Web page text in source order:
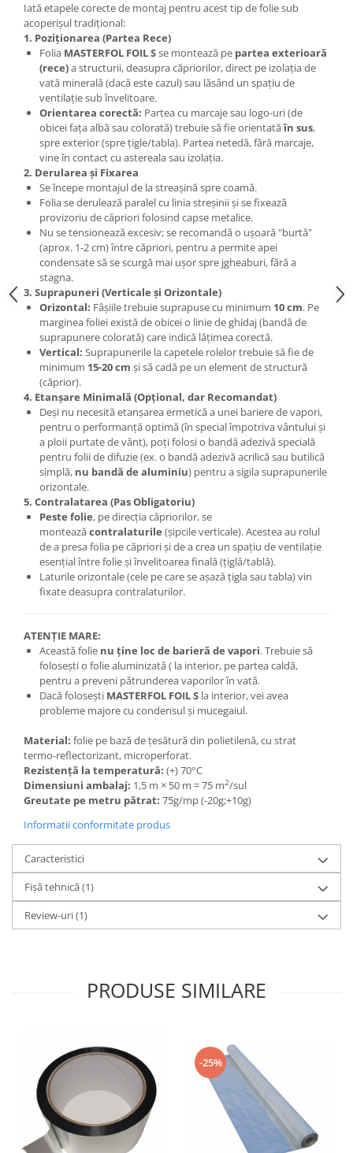
Iată etapele corecte de montaj pentru acest tip de folie sub
acoperișul tradițional:
1. Poziționarea (Partea Rece)
Folia MASTERFOL FOIL Sse montează pe partea exterioară
(rece)a structurii, deasupra căpriorilor, direct pe izolația de
vată minerală (dacă este cazul) sau lăsând un spațiu de
ventilație sub învelitoare.
Orientarea corectă: Partea cu marcaje sau logo-uri (de
obicei fața albă sau colorată) trebuie să fie orientatăîn sus,
spre exterior (spre țigle/tabla). Partea netedă, fără marcaje,
vine în contact cu astereala sau izolația.
2. Derularea și Fixarea
Se începe montajul de la streașină spre coamă.
Folia se derulează paralel cu linia streșinii și se fixează
provizoriu de căpriori folosind capse metalice.
Nu se tensionează excesiv; se recomandă o ușoară "burtă"
(aprox. 1-2 cm) între căpriori, pentru a permite apei
condensate să se scurgă mai ușor spre jgheaburi, fără a
stagna.
3. Suprapuneri (Verticale și Orizontale)
Orizontal: Fâșiile trebuie suprapuse cu minimum 10 cm. Pe
marginea foliei există de obicei o linie de ghidaj (bandă de
suprapunere colorată) care indică lățimea corectă.
Vertical: Suprapunerile la capetele rolelor trebuie să fie de
minimum 15-20 cm și să cadă pe un element de structură
(căprior).
4. Etanșare Minimală (Opțional, dar Recomandat)
Deși nu necesită etanșarea ermetică a unei bariere de vapori,
pentru o performanță optimă (în special împotriva vântului și
a ploii purtate de vânt), poți folosi o bandă adezivă specială
pentru folii de difuzie (ex. o bandă adezivă acrilică sau butilică
simplă, nu bandă de aluminiu) pentru a sigila suprapunerile
orizontale.
5. Contralatarea (Pas Obligatoriu)
Peste folie, pe direcția căpriorilor, se
monteazăcontralaturile (șipcile verticale). Acestea au rolul
de a presa folia pe căpriori și de a crea un spațiu de ventilație
esențial între folie și învelitoarea finală (țiglă/tablă).
Laturile orizontale (cele pe care se așază țigla sau tabla) vin
fixate deasupra contralaturilor.
ATENȚIE MARE:
Această folie nu ține loc de barieră de vapori. Trebuie să
folosești o folie aluminizată ( la interior, pe partea caldă,
pentru a preveni pătrunderea vaporilor în vată.
Dacă folosești MASTERFOL FOIL S la interior, vei avea
probleme majore cu condensul și mucegaiul.
Material: folie pe bază de ţesătură din polietilenă, cu strat
termo-reflectorizant, microperforat.
Rezistenţă la temperatură: (+) 70°C
Dimensiuni ambalaj: 1,5 m × 50 m = 75 m2/sul
Greutate pe metru pătrat: 75g/mp (-20g;+10g)
Informatii conformitate produs
Caracteristici
Fișă tehnică (1)
Review-uri(1)
PRODUSE SIMILARE
-25%